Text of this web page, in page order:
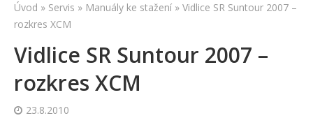
Úvod » Servis » Manuály ke stažení » Vidlice SR Suntour 2007 –
rozkres XCM
Vidlice SR Suntour 2007 –
rozkres XCM
23.8.2010